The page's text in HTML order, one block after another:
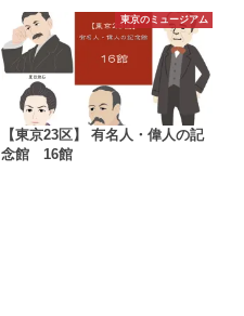
東京のミュージアム
【東京23区】 有名人・偉人の記
念館 16館